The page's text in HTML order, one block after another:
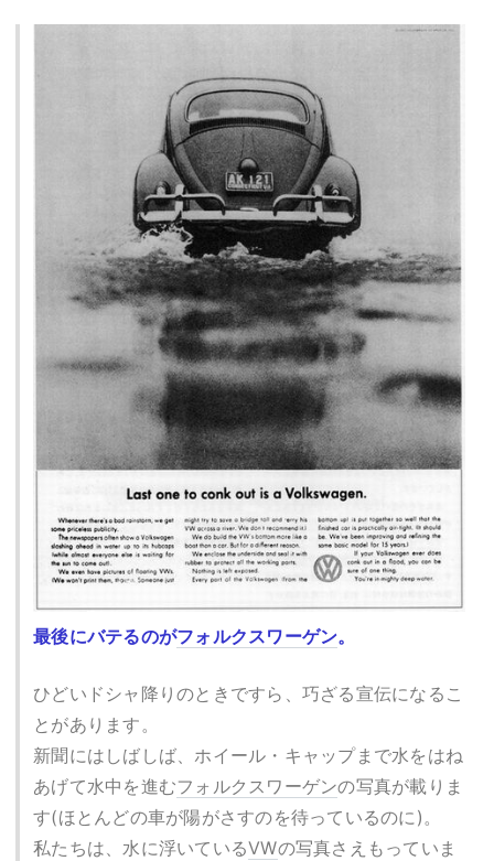
最後にバテるのがフォルクスワーゲン。
ひどいドシャ降りのときですら、巧ざる宣伝になるこ
とがあります。
新聞にはしばしば、ホイール・キャップまで水をはね
あげて水中を進むフォルクスワーゲンの写真が載りま
す(ほとんどの車が陽がさすのを待っているのに)。
私たちは、水に浮いているVWの写真さえもっていま